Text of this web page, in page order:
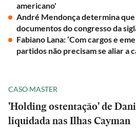
americano'
André Mendonça determina
documentos do congresso da
Fabiano Lana: ‘Com cargos e
partidos não precisam se aliar a
CASO MASTER
'Holding ostentação' de
liquidada nas Ilhas Cayman